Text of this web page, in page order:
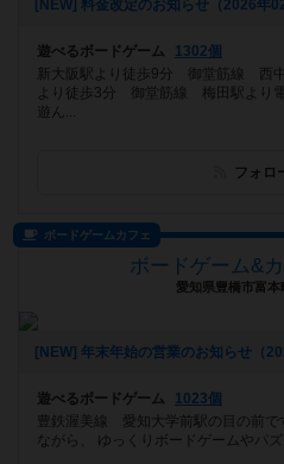
[NEW] 料金改定のお知らせ（2026年
遊べるボードゲーム
1302個
新大阪駅より徒歩9分 御堂筋線 西
より徒歩3分 御堂筋線 梅田駅より
遊ん...
フォロ
ボードゲームカフェ
ボードゲーム&
愛知県豊橋市富本
[NEW] 年末年始の営業のお知らせ（
遊べるボードゲーム
1023個
豊鉄渥美線 愛知大学前駅の目の前で
ながら、 ゆっくりボードゲームやパズ